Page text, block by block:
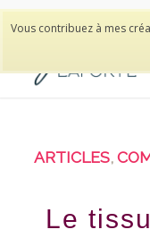
Vous contribuez à mes
ARTICLES,
Le